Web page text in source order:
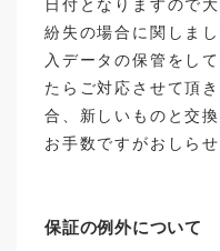
日付となりますので
紛失の場合に関しま
入データの保管をし
たらご対応させて頂
合、新しいものと交
お手数ですがおしら
保証の例外について